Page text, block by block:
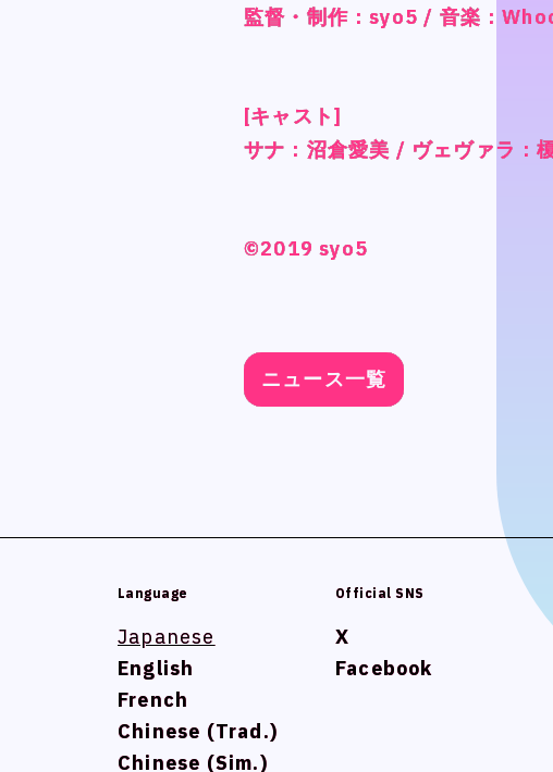
監督・制作：syo5 / 音楽：
[キャスト]
サナ：沼倉愛美 / ヴェヴァラ：
©︎2019 syo5
ニュース一覧
Language
Japanese
English
French
Chinese (Trad.)
Chinese (Sim.)
Official SNS
X
Facebook
監督・制作：syo5 / 音楽：
[キャスト]
サナ：沼倉愛美 / ヴェヴァラ：
©︎2019 syo5
ニュース一覧
監督・制作：syo5 / 音楽：
[キャスト]
サナ：沼倉愛美 / ヴェヴァラ：
©︎2019 syo5
ニュース一覧
監督・制作：syo5 / 音楽：
[キャスト]
サナ：沼倉愛美 / ヴェヴァラ：
©︎2019 syo5
ニュース一覧
Language
Japanese
English
French
Chinese (Trad.)
Chinese (Sim.)
Official SNS
X
Facebook